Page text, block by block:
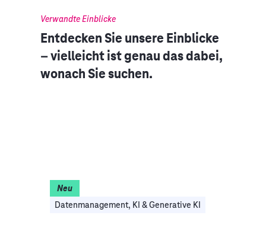
Verwandte Einblicke
Entdecken Sie unsere Einblicke
– vielleicht ist genau das dabei,
wonach Sie suchen.
Datenmanagement, KI & Generative KI
Neu